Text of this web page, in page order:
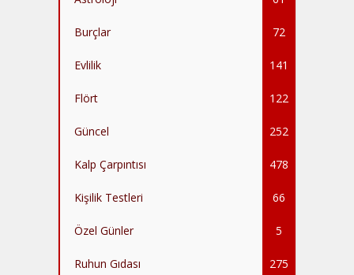
Burçlar 72
Evlilik 141
Flört 122
Güncel 252
Kalp Çarpıntısı 478
Kişilik Testleri 66
Özel Günler 5
Ruhun Gıdası 275